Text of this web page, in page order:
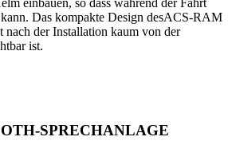
Das kompakte Design desACS-RAM
nach der Installation kaum von der
ist.
SPRECHANLAGE